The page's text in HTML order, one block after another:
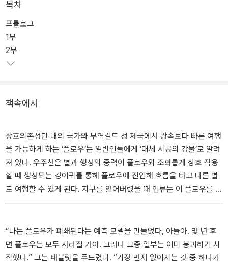
1부 『무너지는 제국』(2017, 한국어판 출간 2018, 개정판 출간 202
교환하며 다수의 행성에 나뉘어 살게 된 미래에 플로우에 붕괴가 일
어나며 겪게 되는 정치, 경제, 문화의 초반 몰락을 그렸다면, 2편 『타
오르는 화염』(2018, 한국어판 출간 2019)은 멸망의 위기에 처한 가
운데 부와 권력을 유지하려는 지배계층과 천년 제국의 위상을 무너뜨
이랜드와 과학자 마르스, 유력한 귀족이자 황제의 편에 선 키바가 문
명의 종말이 촌각에 달린 상황에서 난관을 극복해가는 과정을 다루고
있다.
시리즈 첫 편 『무너지는 제국』으로 존 스칼지는 2018년 로커스 상을
커스 리뷰, 굿리즈 등에서 2019년 올해의 SF로 선정되어 그 인기를
이었으며 3편 『마지막 황제』는 미국 최고 장르 컨벤션 중 하나인 드
래곤콘에서 주관한 드래곤 어워드 SF 부문을 수상하였다.
목차
프롤로그
1부
2부
책속에서
상호의존성단 내의 국가와 무역길드 성 제국에서 광속보다 빠른 여행
을 가능하게 하는 ‘플로우’는 일반인들에게 ‘대체 시공의 강물’로 알려
져 있다. 우주선은 별과 행성의 중력이 플로우와 조화롭게 상호 작용
할 때 생성되는 강어귀를 통해 플로우에 진입해 흐름을 타고 다른 별
로 여행할 수 있게 된다. 지구를 잃어버렸을 때 인류는 이 플로우를 통
한 무역을 발전시키고 상호의존성단 내 행성끼리 서로 생존에 필요한
들─교류함으로써 생존할 수 있었다. _본문 중에서
“나는 플로우가 폐쇄된다는 예측 모델을 만들었다, 아들아. 몇 년 후
면 플로우는 모두 사라질 거야. 그러나 그중 일부는 이미 붕괴하기 시
작했다.” 그는 태블릿을 두드렸다. “가장 먼저 없어지는 것 중 하나가